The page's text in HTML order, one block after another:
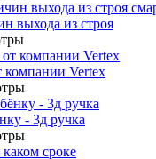
выхода из строя
компании Vertex
- 3д ручка